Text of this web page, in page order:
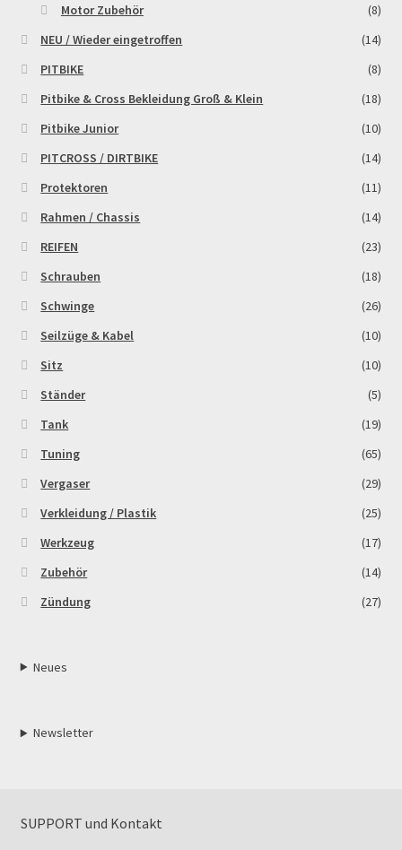
Motor Zubehör
(8)
NEU / Wieder eingetroffen
(14)
PITBIKE
(8)
Pitbike & Cross Bekleidung Groß & Klein
(18)
Pitbike Junior
(10)
PITCROSS / DIRTBIKE
(14)
Protektoren
(11)
Rahmen / Chassis
(14)
REIFEN
(23)
Schrauben
(18)
Schwinge
(26)
Seilzüge & Kabel
(10)
Sitz
(10)
Ständer
(5)
Tank
(19)
Tuning
(65)
Vergaser
(29)
Verkleidung / Plastik
(25)
Werkzeug
(17)
Zubehör
(14)
Zündung
(27)
Neues
Newsletter
SUPPORT und Kontakt